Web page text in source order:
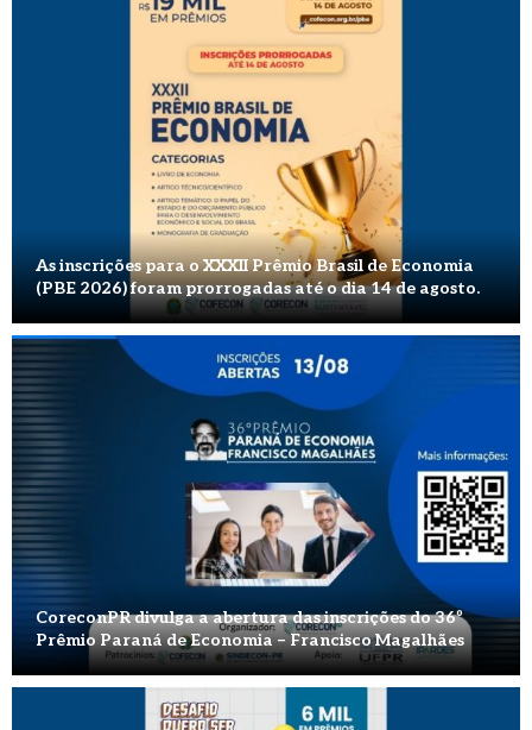
As inscrições para o XXXII Prêmio Brasil de Economia
(PBE 2026) foram prorrogadas até o dia 14 de agosto.
CoreconPR divulga a abertura das inscrições do 36º
Prêmio Paraná de Economia – Francisco Magalhães